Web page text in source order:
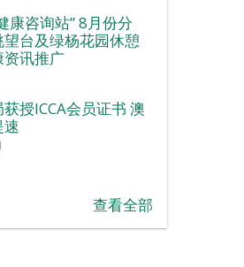
康咨询站” 8月份分
台及绿杨花园休憩
讯推广
授ICCA会员证书 澳
速
查看全部